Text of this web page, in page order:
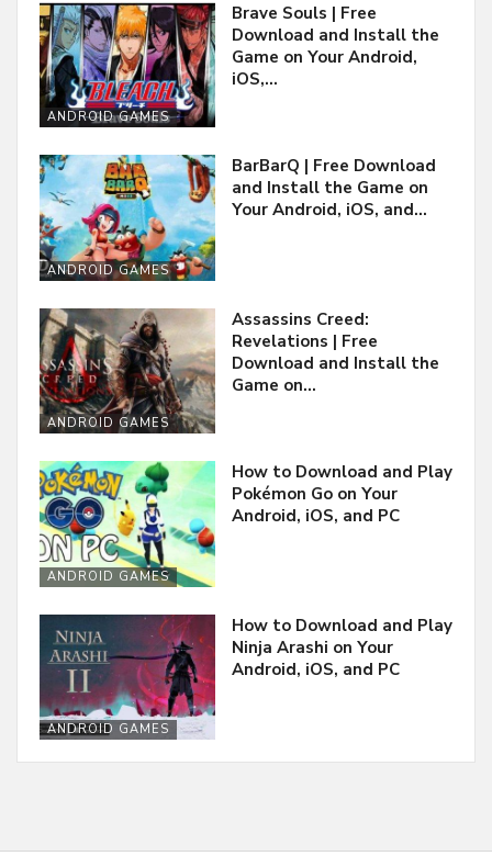
ANDROID GAMES
Brave Souls | Free
Download and Install the
Game on Your Android,
iOS,…
ANDROID GAMES
BarBarQ | Free Download
and Install the Game on
Your Android, iOS, and…
ANDROID GAMES
Assassins Creed:
Revelations | Free
Download and Install the
Game on…
ANDROID GAMES
How to Download and Play
Pokémon Go on Your
Android, iOS, and PC
ANDROID GAMES
How to Download and Play
Ninja Arashi on Your
Android, iOS, and PC